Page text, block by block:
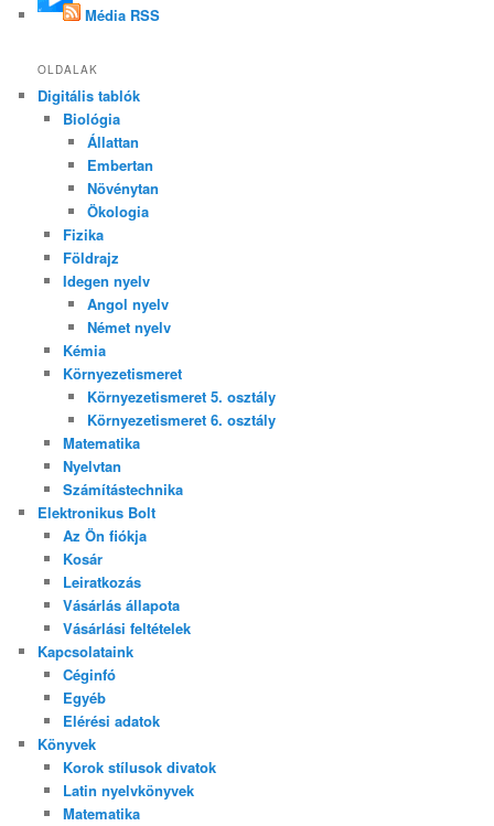
Média RSS
OLDALAK
Digitális tablók
Biológia
Állattan
Embertan
Növénytan
Ökologia
Fizika
Földrajz
Idegen nyelv
Angol nyelv
Német nyelv
Kémia
Környezetismeret
Környezetismeret 5. osztály
Környezetismeret 6. osztály
Matematika
Nyelvtan
Számítástechnika
Elektronikus Bolt
Az Ön fiókja
Kosár
Leiratkozás
Vásárlás állapota
Vásárlási feltételek
Kapcsolataink
Céginfó
Egyéb
Elérési adatok
Könyvek
Korok stílusok divatok
Latin nyelvkönyvek
Matematika